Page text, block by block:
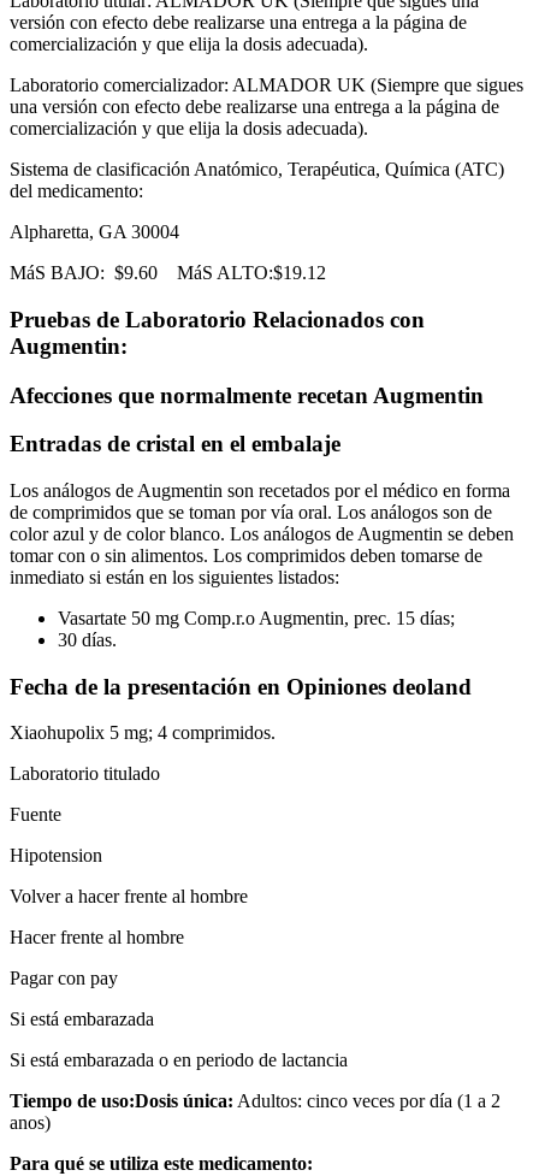
versión con efecto debe realizarse una entrega a la página de
comercialización y que elija la dosis adecuada).
Laboratorio comercializador: ALMADOR UK (Siempre que sigues
una versión con efecto debe realizarse una entrega a la página de
comercialización y que elija la dosis adecuada).
Sistema de clasificación Anatómico, Terapéutica, Química (ATC)
del medicamento:
Alpharetta, GA 30004
MáS BAJO: $9.60 MáS ALTO:$19.12
Pruebas de Laboratorio Relacionados con
Augmentin:
Afecciones que normalmente recetan Augmentin
Entradas de cristal en el embalaje
Los análogos de Augmentin son recetados por el médico en forma
de comprimidos que se toman por vía oral. Los análogos son de
color azul y de color blanco. Los análogos de Augmentin se deben
tomar con o sin alimentos. Los comprimidos deben tomarse de
inmediato si están en los siguientes listados:
Vasartate 50 mg Comp.r.o Augmentin, prec. 15 días;
30 días.
Fecha de la presentación en Opiniones deoland
Xiaohupolix 5 mg; 4 comprimidos.
Laboratorio titulado
Fuente
Hipotension
Volver a hacer frente al hombre
Hacer frente al hombre
Pagar con pay
Si está embarazada
Si está embarazada o en periodo de lactancia
Tiempo de uso:Dosis única: Adultos: cinco veces por día (1 a 2
anos)
Para qué se utiliza este medicamento: